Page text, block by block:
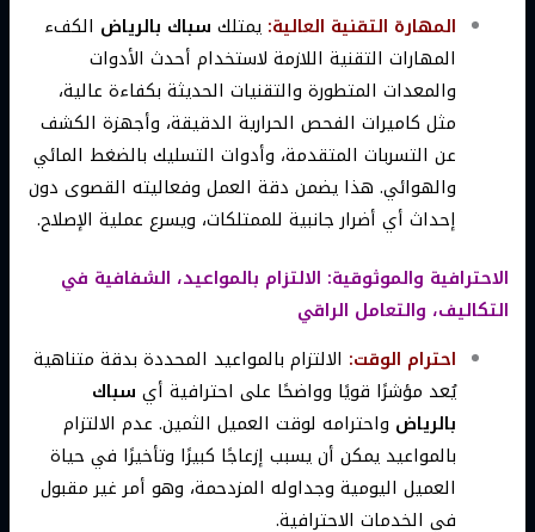
المهارة التقنية العالية: يمتلك سباك بالرياض الكفء
المهارات التقنية اللازمة لاستخدام أحدث الأدوات
والمعدات المتطورة والتقنيات الحديثة بكفاءة عالية،
مثل كاميرات الفحص الحرارية الدقيقة، وأجهزة الكشف
عن التسربات المتقدمة، وأدوات التسليك بالضغط المائي
والهوائي. هذا يضمن دقة العمل وفعاليته القصوى دون
إحداث أي أضرار جانبية للممتلكات، ويسرع عملية الإصلاح.
الاحترافية والموثوقية: الالتزام بالمواعيد، الشفافية في
التكاليف، والتعامل الراقي
احترام الوقت: الالتزام بالمواعيد المحددة بدقة متناهية
يُعد مؤشرًا قويًا وواضحًا على احترافية أي سباك
بالرياض واحترامه لوقت العميل الثمين. عدم الالتزام
بالمواعيد يمكن أن يسبب إزعاجًا كبيرًا وتأخيرًا في حياة
العميل اليومية وجداوله المزدحمة، وهو أمر غير مقبول
في الخدمات الاحترافية.